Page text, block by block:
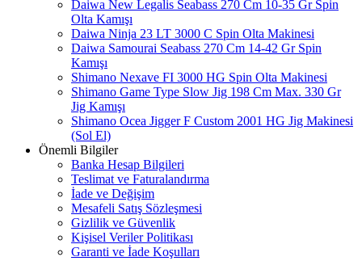
Daiwa New Legalis Seabass 270 Cm 10-35 Gr Spin
Olta Kamışı
Daiwa Ninja 23 LT 3000 C Spin Olta Makinesi
Daiwa Samourai Seabass 270 Cm 14-42 Gr Spin
Kamışı
Shimano Nexave FI 3000 HG Spin Olta Makinesi
Shimano Game Type Slow Jig 198 Cm Max. 330 Gr
Jig Kamışı
Shimano Ocea Jigger F Custom 2001 HG Jig Makinesi
(Sol El)
Önemli Bilgiler
Banka Hesap Bilgileri
Teslimat ve Faturalandırma
İade ve Değişim
Mesafeli Satış Sözleşmesi
Gizlilik ve Güvenlik
Kişisel Veriler Politikası
Garanti ve İade Koşulları